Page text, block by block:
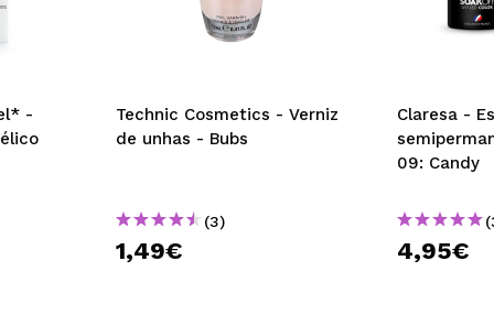
-
Technic Cosmetics - Verniz
de unhas - Bubs
(3)
1,49€
Claresa -
09: Candy
4,95€